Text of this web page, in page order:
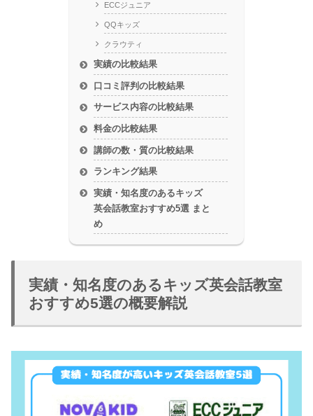
ECCジュニア
QQキッズ
クラウティ
実績の比較結果
口コミ評判の比較結果
サービス内容の比較結果
料金の比較結果
講師の数・質の比較結果
ランキング結果
実績・知名度のあるキッズ
英会話教室おすすめ5選 まと
め
実績・知名度のあるキッズ英会話教室
おすすめ5選の概要解説